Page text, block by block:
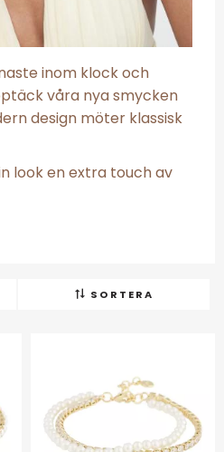
inom klock och
våra nya smycken
design möter klassisk
look en extra touch av
SORTERA